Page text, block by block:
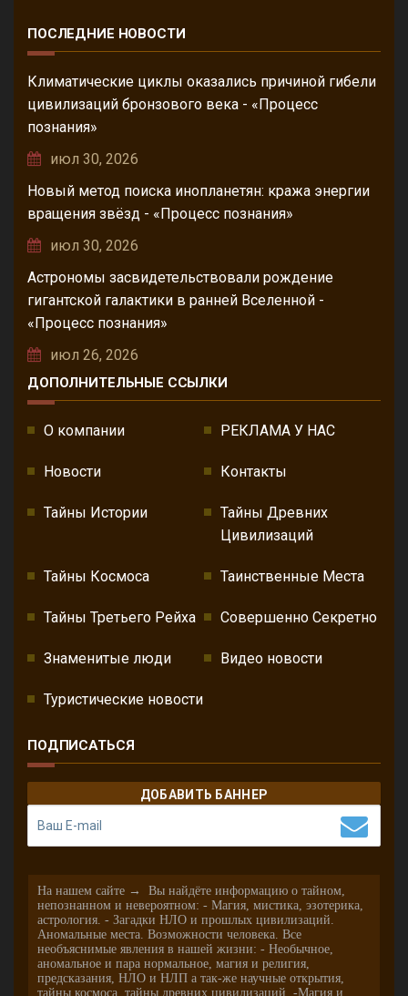
ПОСЛЕДНИЕ НОВОСТИ
Климатические циклы оказались причиной гибели
цивилизаций бронзового века - «Процесс
познания»
июл 30, 2026
Новый метод поиска инопланетян: кража энергии
вращения звёзд - «Процесс познания»
июл 30, 2026
Астрономы засвидетельствовали рождение
гигантской галактики в ранней Вселенной -
«Процесс познания»
июл 26, 2026
ДОПОЛНИТЕЛЬНЫЕ ССЫЛКИ
О компании РЕКЛАМА У НАС
Новости Контакты
Тайны Истории
Тайны Древних
Цивилизаций
Тайны Космоса Таинственные Места
Тайны Третьего Рейха Совершенно Секретно
Знаменитые люди Видео новости
Туристические новости
ПОДПИСАТЬСЯ
ДОБАВИТЬ БАННЕР
На нашем сайте → Вы найдёте информацию о тайном,
непознанном и невероятном: - Магия, мистика, эзотерика,
астрология. - Загадки НЛО и прошлых цивилизаций.
Аномальные места. Возможности человека. Все
необъяснимые явления в нашей жизни: - Необычное,
аномальное и пара нормальное, магия и религия,
предсказания, НЛО и НЛП а так-же научные открытия,
тайны космоса, тайны древних цивилизаций. -Магия и